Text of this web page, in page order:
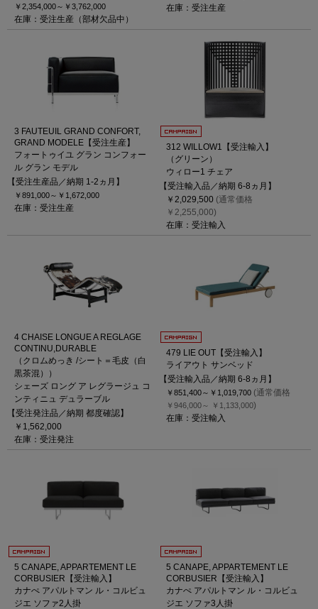
￥2,354,000～ ￥3,762,000
在庫：受注生産（部材欠品中）
在庫：受注生産
3 FAUTEUIL GRAND CONFORT,
GRAND MODELE【受注生産】
フォートゥイユ グラン コンフォー
ル グラン モデル
【受注生産品／納期 1-2ヵ月】
￥891,000～ ￥1,672,000
在庫：受注生産
312 WILLOW1【受注輸入】
（グリーン）
ウィロー1 チェア
【受注輸入品／納期 6-8ヵ月】
￥2,029,500 (通常価格
￥2,255,000)
在庫：受注輸入
4 CHAISE LONGUE A REGLAGE
CONTINU,DURABLE
（クロムめっき /シート＝毛皮（白
黒茶混））
シェーズ ロング ア レグラージュ コ
ンティニュ デュラーブル
【受注発注品／納期 都度確認】
￥1,562,000
在庫：受注発注
479 LIE OUT【受注輸入】
ライアウト サンベッド
【受注輸入品／納期 6-8ヵ月】
￥851,400～ ￥1,019,700 (通常価格
￥946,000～ ￥1,133,000)
在庫：受注輸入
5 CANAPE, APPARTEMENT LE
CORBUSIER【受注輸入】
カナぺ アパルトマン ル・コルビュ
ジエ ソファ2人掛
5 CANAPE, APPARTEMENT LE
CORBUSIER【受注輸入】
カナぺ アパルトマン ル・コルビュ
ジエ ソファ3人掛